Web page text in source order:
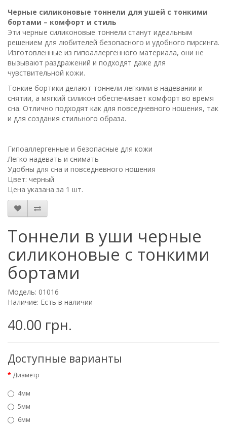
Черные силиконовые тоннели для ушей с тонкими
бортами – комфорт и стиль
Эти черные силиконовые тоннели станут идеальным
решением для любителей безопасного и удобного пирсинга.
Изготовленные из гипоаллергенного материала, они не
вызывают раздражений и подходят даже для
чувствительной кожи.
Тонкие бортики делают тоннели легкими в надевании и
снятии, а мягкий силикон обеспечивает комфорт во время
сна. Отлично подходят как для повседневного ношения, так
и для создания стильного образа.
Гипоаллергенные и безопасные для кожи
Легко надевать и снимать
Удобны для сна и повседневного ношения
Цвет: черный
Цена указана за 1 шт.
Тоннели в уши черные
силиконовые с тонкими
бортами
Модель: 01016
Наличие: Есть в наличии
40.00 грн.
Доступные варианты
Диаметр
4мм
5мм
6мм